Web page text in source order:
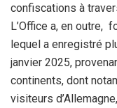
confiscations à
L’Office a, en outre,
lequel a enregistré
janvier 2025,
continents, dont
visiteurs